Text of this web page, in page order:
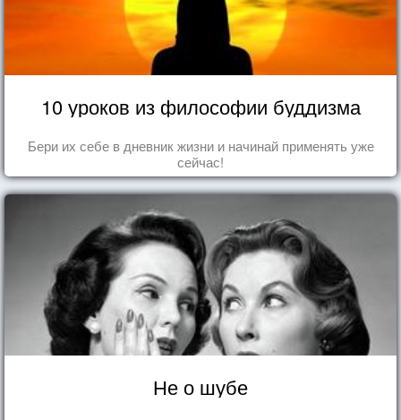
10 уроков из философии буддизма
Бери их себе в дневник жизни и начинай применять уже
сейчас!
Не о шубе